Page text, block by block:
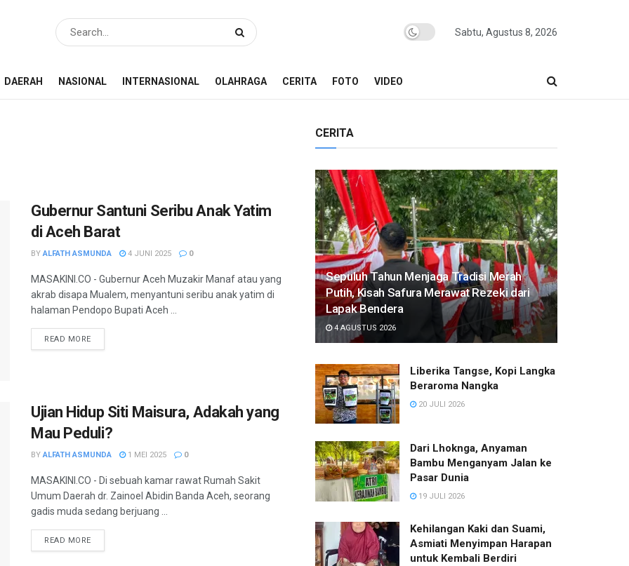
Sabtu, Agustus 8, 2026
DAERAH NASIONAL INTERNASIONAL OLAHRAGA CERITA FOTO VIDEO
Gubernur Santuni Seribu Anak Yatim
di Aceh Barat
BY ALFATH ASMUNDA 4 JUNI 2025 0
MASAKINI.CO - Gubernur Aceh Muzakir Manaf atau yang
akrab disapa Mualem, menyantuni seribu anak yatim di
halaman Pendopo Bupati Aceh ...
READ MORE
Ujian Hidup Siti Maisura, Adakah yang
Mau Peduli?
BY ALFATH ASMUNDA 1 MEI 2025 0
MASAKINI.CO - Di sebuah kamar rawat Rumah Sakit
Umum Daerah dr. Zainoel Abidin Banda Aceh, seorang
gadis muda sedang berjuang ...
READ MORE
CERITA
Sepuluh Tahun Menjaga Tradisi Merah
Putih, Kisah Safura Merawat Rezeki dari
Lapak Bendera
4 AGUSTUS 2026
Liberika Tangse, Kopi Langka
Beraroma Nangka
20 JULI 2026
Dari Lhoknga, Anyaman
Bambu Menganyam Jalan ke
Pasar Dunia
19 JULI 2026
Kehilangan Kaki dan Suami,
Asmiati Menyimpan Harapan
untuk Kembali Berdiri